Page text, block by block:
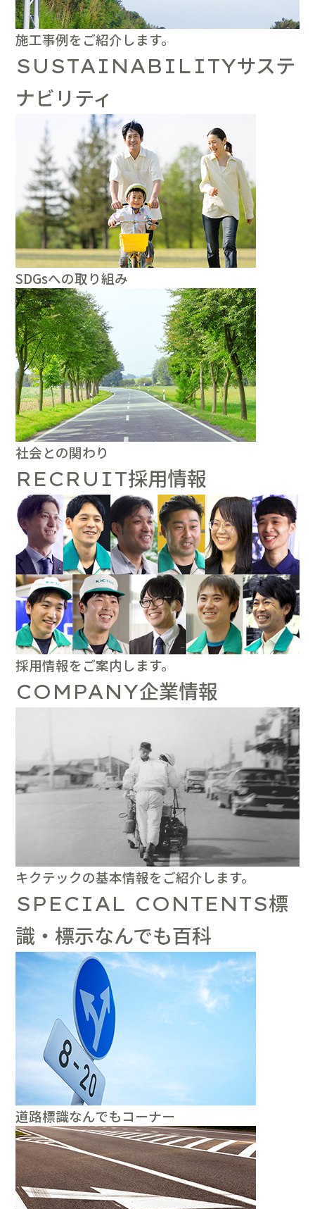
施工事例をご紹介します。
SUSTAINABILITYサステ
ナビリティ
SDGsへの取り組み
社会との関わり
RECRUIT採用情報
採用情報をご案内します。
COMPANY企業情報
キクテックの基本情報をご紹介します。
SPECIAL CONTENTS標
識・標示なんでも百科
道路標識なんでもコーナー